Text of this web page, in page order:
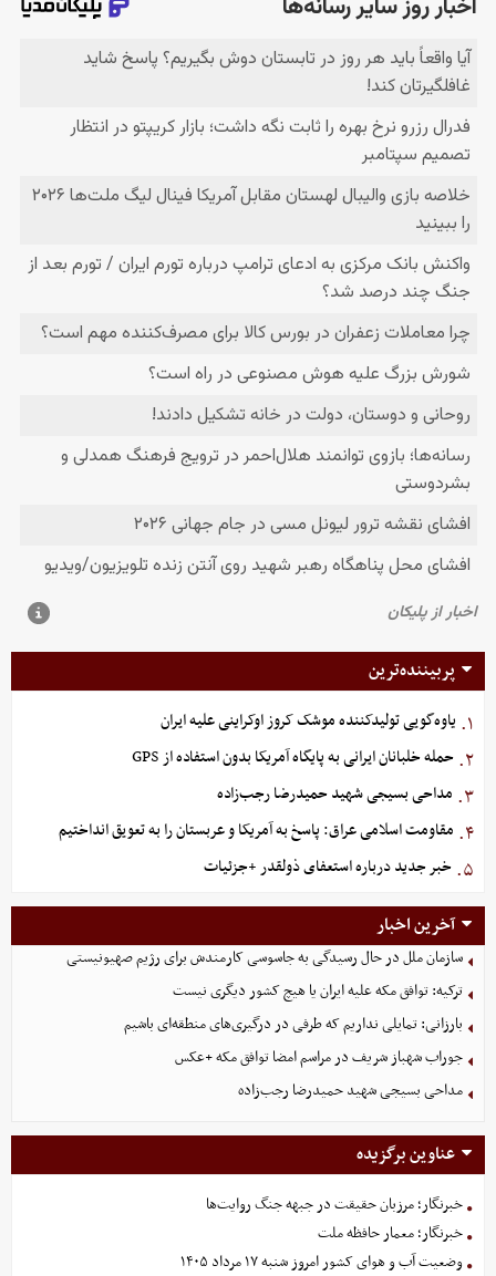
پربیننده‌ترین
۱. یاوه‌گویی تولیدکننده موشک کروز اوکراینی علیه ایران
۲. حمله خلبانان ایرانی به پایگاه آمریکا بدون استفاده از GPS
۳. مداحی بسیجی شهید حمیدرضا رجب‌زاده
۴. مقاومت اسلامی عراق: پاسخ به آمریکا و عربستان را به تعویق انداختیم
۵. خبر جدید درباره استعفای ذولقدر +جزئیات
آخرین اخبار
سازمان ملل در حال رسیدگی به جاسوسی کارمندش برای رژیم صهیونیستی
ترکیه: توافق مکه علیه ایران یا هیچ کشور دیگری نیست
بارزانی: تمایلی نداریم که طرفی در درگیری‌های منطقه‌ای باشیم
جوراب‌ شهباز شریف در مراسم امضا توافق‌ مکه +عکس
مداحی بسیجی شهید حمیدرضا رجب‌زاده
عناوین برگزیده
خبرنگار؛ مرزبان حقیقت در جبهه جنگ روایت‌ها
خبرنگار؛ معمار حافظه ملت
وضعیت آب و هوای کشور امروز شنبه ۱۷ مرداد ۱۴۰۵